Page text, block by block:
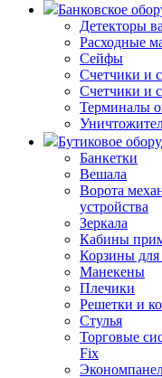
Банковское
Детекторы
Расходные
Сейфы
Счетчики и
Счетчики и
Терминалы
Бутиковое
Банкетки
Вешала
Ворота
устройства
Зеркала
Кабины
Корзины для
Манекены
Плечики
Решетки и
Стулья
Торговые
Fix